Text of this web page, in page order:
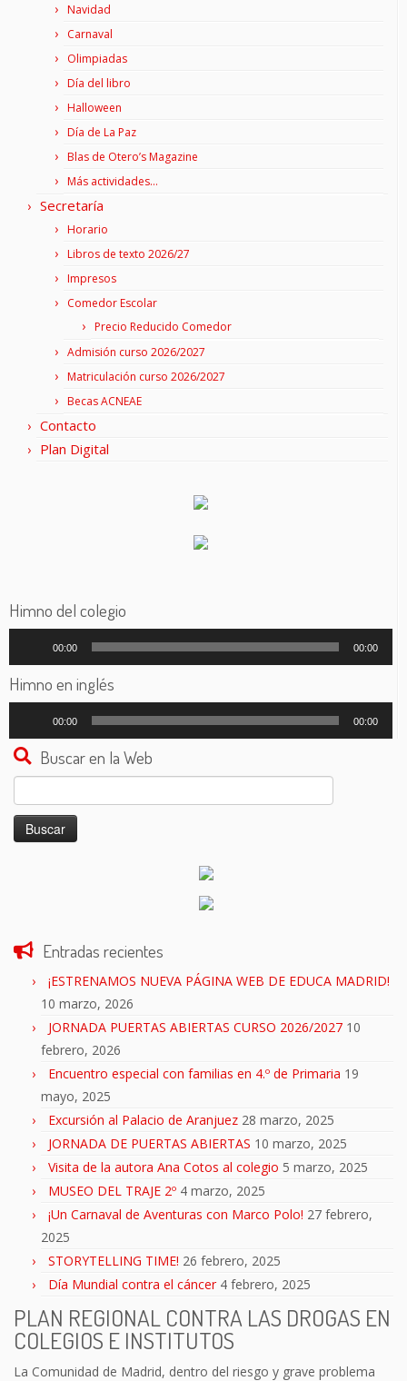
Navidad
Carnaval
Olimpiadas
Día del libro
Halloween
Día de La Paz
Blas de Otero’s Magazine
Más actividades…
Secretaría
Horario
Libros de texto 2026/27
Impresos
Comedor Escolar
Precio Reducido Comedor
Admisión curso 2026/2027
Matriculación curso 2026/2027
Becas ACNEAE
Contacto
Plan Digital
Himno del colegio
audio
00:00 00:00
Himno en inglés
audio
00:00 00:00
Buscar en la Web
Buscar:
Entradas recientes
¡ESTRENAMOS NUEVA PÁGINA WEB DE EDUCA MADRID!
10 marzo, 2026
JORNADA PUERTAS ABIERTAS CURSO 2026/2027 10
febrero, 2026
Encuentro especial con familias en 4.º de Primaria 19
mayo, 2025
Excursión al Palacio de Aranjuez 28 marzo, 2025
JORNADA DE PUERTAS ABIERTAS 10 marzo, 2025
Visita de la autora Ana Cotos al colegio 5 marzo, 2025
MUSEO DEL TRAJE 2º 4 marzo, 2025
¡Un Carnaval de Aventuras con Marco Polo! 27 febrero,
2025
STORYTELLING TIME! 26 febrero, 2025
Día Mundial contra el cáncer 4 febrero, 2025
PLAN REGIONAL CONTRA LAS DROGAS EN
COLEGIOS E INSTITUTOS
La Comunidad de Madrid, dentro del riesgo y grave problema